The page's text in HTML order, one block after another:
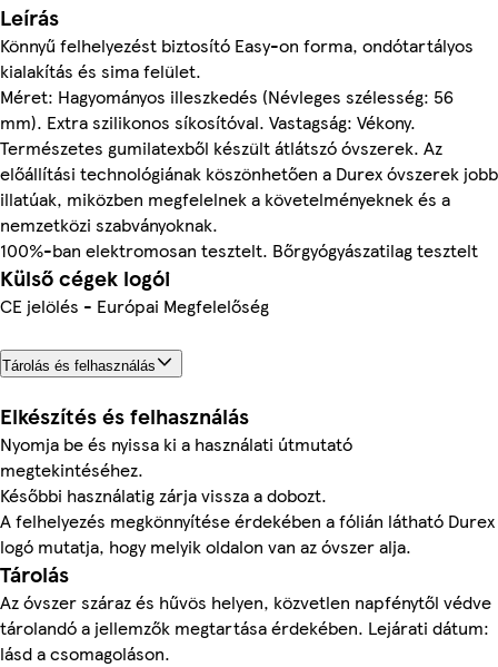
Leírás
Könnyű felhelyezést biztosító Easy-on forma, ondótartályos
kialakítás és sima felület.
Méret: Hagyományos illeszkedés (Névleges szélesség: 56
mm). Extra szilikonos síkosítóval. Vastagság: Vékony.
Természetes gumilatexből készült átlátszó óvszerek. Az
előállítási technológiának köszönhetően a Durex óvszerek jobb
illatúak, miközben megfelelnek a követelményeknek és a
nemzetközi szabványoknak.
100%-ban elektromosan tesztelt. Bőrgyógyászatilag tesztelt
Külső cégek logói
CE jelölés - Európai Megfelelőség
Tárolás és felhasználás
Elkészítés és felhasználás
Nyomja be és nyissa ki a használati útmutató
megtekintéséhez.
Későbbi használatig zárja vissza a dobozt.
A felhelyezés megkönnyítése érdekében a fólián látható Durex
logó mutatja, hogy melyik oldalon van az óvszer alja.
Tárolás
Az óvszer száraz és hűvös helyen, közvetlen napfénytől védve
tárolandó a jellemzők megtartása érdekében. Lejárati dátum:
lásd a csomagoláson.